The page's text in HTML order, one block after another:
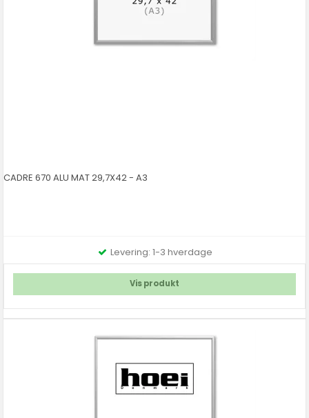
CADRE 670 ALU MAT 29,7X42 - A3
Levering: 1-3 hverdage
Vis produkt